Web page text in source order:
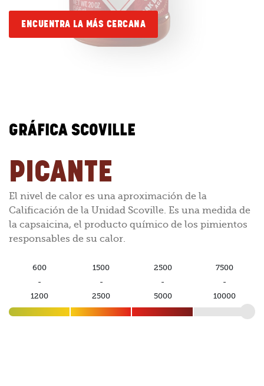
ENCUENTRA LA MÁS CERCANA
GRÁFICA SCOVILLE
PICANTE
El nivel de calor es una aproximación de la
Calificación de la Unidad Scoville. Es una medida de
la capsaicina, el producto químico de los pimientos
responsables de su calor.
600
-
1200
1500
-
2500
2500
-
5000
7500
-
10000